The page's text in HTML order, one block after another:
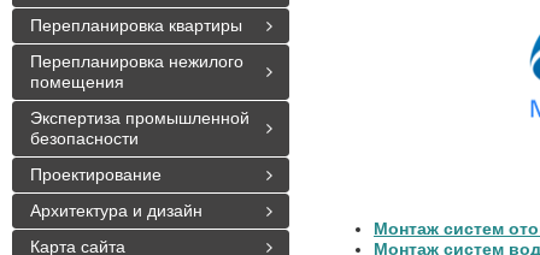
Монтаж систем
Монтаж систем
Перепланировка квартиры
Перепланировка нежилого
помещения
Экспертиза промышленной
безопасности
Проектирование
Архитектура и дизайн
Карта сайта